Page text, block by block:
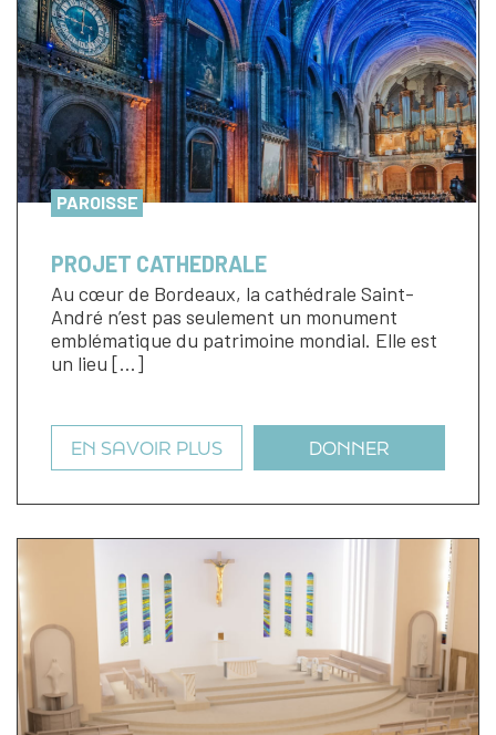
PAROISSE
PROJET CATHEDRALE
Au cœur de Bordeaux, la cathédrale Saint-
André n’est pas seulement un monument
emblématique du patrimoine mondial. Elle est
un lieu […]
EN SAVOIR PLUS DONNER